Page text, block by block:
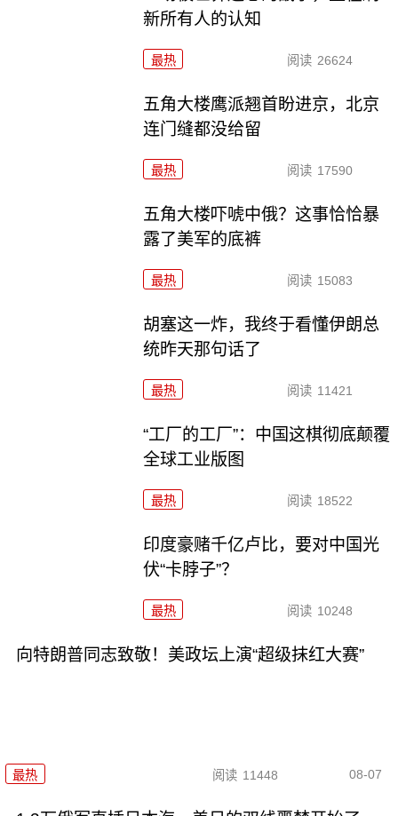
新所有人的认知
最热 阅读 26624
五角大楼鹰派翘首盼进京，北京
连门缝都没给留
最热 阅读 17590
五角大楼吓唬中俄？这事恰恰暴
露了美军的底裤
最热 阅读 15083
胡塞这一炸，我终于看懂伊朗总
统昨天那句话了
最热 阅读 11421
“工厂的工厂”：中国这棋彻底颠覆
全球工业版图
最热 阅读 18522
印度豪赌千亿卢比，要对中国光
伏“卡脖子”？
最热 阅读 10248
向特朗普同志致敬！美政坛上演“超级抹红大赛”
最热 阅读 11448 08-07